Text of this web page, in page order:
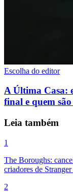
Escolha do editor
A Última Casa:
final e quem
Leia também
1
The Boroughs:
criadores de
2